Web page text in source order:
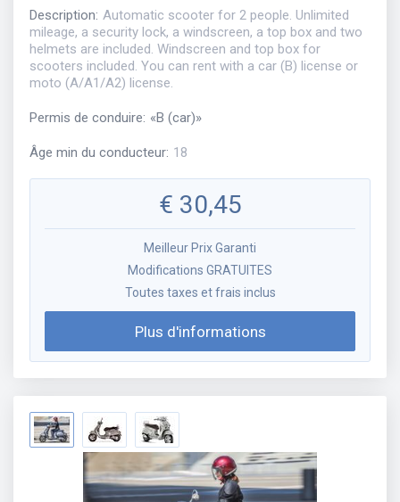
Description: Automatic scooter for 2 people. Unlimited
mileage, a security lock, a windscreen, a top box and two
helmets are included. Windscreen and top box for
scooters included. You can rent with a car (B) license or
moto (A/A1/A2) license.
Permis de conduire: «B (car)»
Âge min du conducteur: 18
€ 30,45
Meilleur Prix Garanti
Modifications GRATUITES
Toutes taxes et frais inclus
Plus d'informations